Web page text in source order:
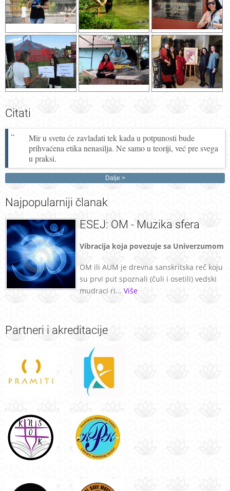
Citati
Mir u svetu će zavladati tek kada u potpunosti bude
prihvaćena etika nenasilja. Ne samo u teoriji, već pre svega
u praksi.
Dalje
Najpopularniji članak
ESEJ: OM - Muzika sfera
Vibracija koja povezuje sa Univerzumom
OM ili AUM je drevna sanskritska reč koju
su prvi put spoznali (čuli i osetili) vedski
mudraci ri... Više
Partneri i akreditacije